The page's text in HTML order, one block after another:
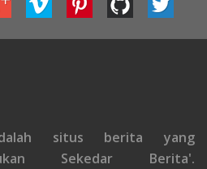
situs berita yang
Sekedar Berita'.